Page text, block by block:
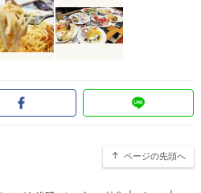
ページの先頭へ